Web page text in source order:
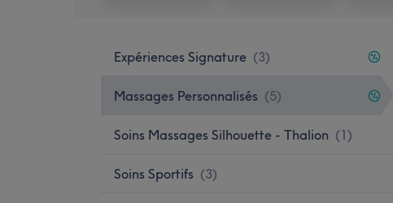
Expériences Signature (3)
Massages Personnalisés (5)
Soins Massages Silhouette - Thalion (1)
Soins Sportifs (3)